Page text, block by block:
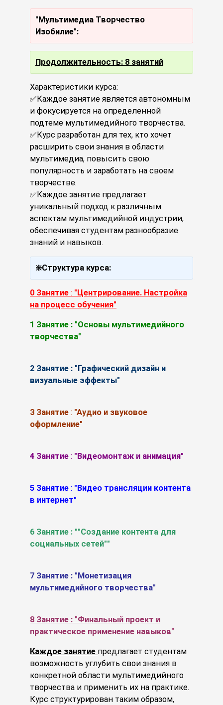
"Мультимедиа Творчество
Изобилие":
Продолжительность: 8 занятий
Характеристики курса:
✅Каждое занятие является автономным
и фокусируется на определенной
подтеме мультимедийного творчества.
✅Курс разработан для тех, кто хочет
расширить свои знания в области
мультимедиа, повысить свою
популярность и заработать на своем
творчестве.
✅Каждое занятие предлагает
уникальный подход к различным
аспектам мультимедийной индустрии,
обеспечивая студентам разнообразие
знаний и навыков.
❇️Структура курса:
0 Занятие : "Центрирование. Настройка
на процесс обучения"
1 Занятие : "Основы мультимедийного
творчества"
2 Занятие : "Графический дизайн и
визуальные эффекты"
3 Занятие : "Аудио и звуковое
оформление"
4 Занятие : "Видеомонтаж и анимация"
5 Занятие : "Видео трансляции контента
в интернет"
6 Занятие : ""Создание контента для
социальных сетей""
7 Занятие : "Монетизация
мультимедийного творчества"
8 Занятие : "Финальный проект и
практическое применение навыков"
Каждое занятие предлагает студентам
возможность углубить свои знания в
конкретной области мультимедийного
творчества и применить их на практике.
Курс структурирован таким образом,